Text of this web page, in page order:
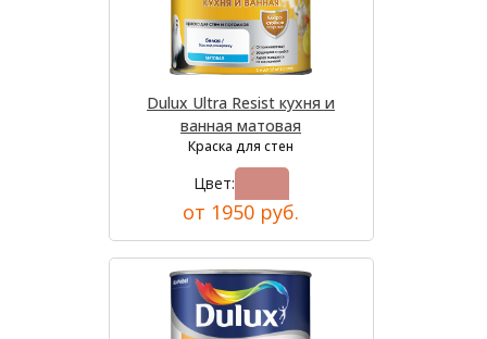
Dulux Ultra Resist кухня и
ванная матовая
Краска для стен
Цвет:
от 1950 руб.